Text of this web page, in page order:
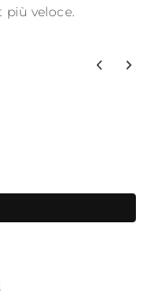
più veloce.